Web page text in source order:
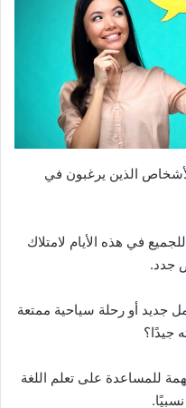
الذين يرغبون في
في هذه الأيام لامتلاك
جدد.
جديد أو رحلة سياحية ممتعة
جيدًا؟
للمساعدة على تعلم اللغة